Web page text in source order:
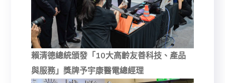
賴清德總統頒發「10大高齡友善科技、產品
與服務」獎牌予宇康醫電總經理